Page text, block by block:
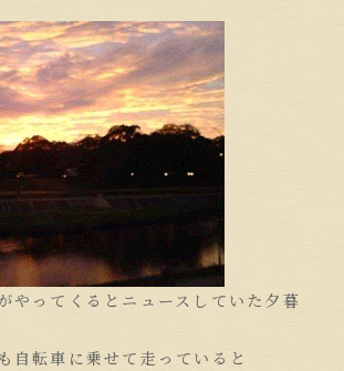
やってくるとニュースしていた夕暮
自転車に乗せて走っていると